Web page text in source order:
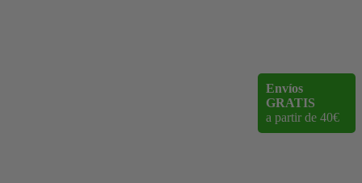
Envíos
GRATIS
a partir de 40€